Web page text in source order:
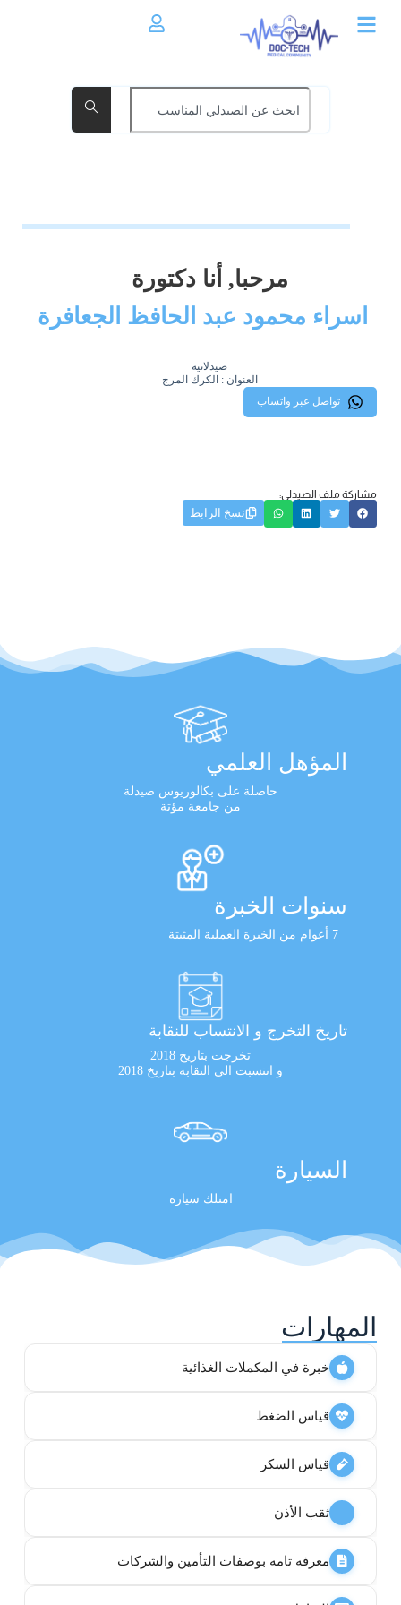
مرحبا, أنا دكتورة
اسراء محمود عبد الحافظ الجعافرة
صيدلانية
العنوان : الكرك المرج
تواصل عبر واتساب
مشاركة ملف الصيدلي:
نسخ الرابط
المؤهل العلمي
حاصلة على بكالوريوس صيدلة
من جامعة مؤتة
سنوات الخبرة
7 أعوام من الخبرة العملية المثبتة
تاريخ التخرج و الانتساب للنقابة
تخرجت بتاريخ 2018
و انتسبت الي النقابة بتاريخ 2018
السيارة
امتلك سيارة
المهارات
خبرة في المكملات الغذائية
قياس الضغط
قياس السكر
ثقب الأذن
معرفه تامه بوصفات التأمين والشركات